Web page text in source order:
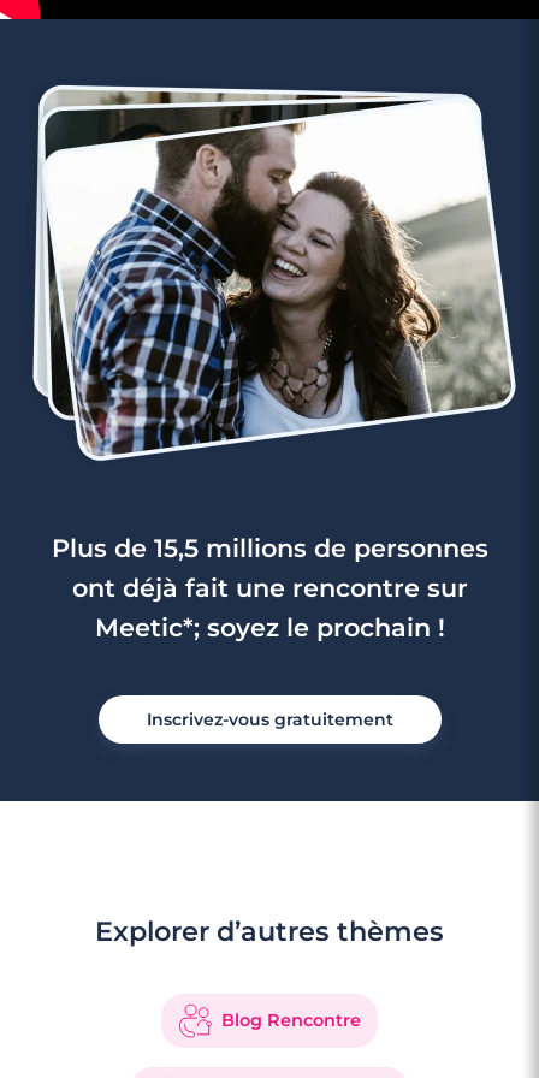
Plus de 15,5 millions de personnes
ont déjà fait une rencontre sur
Meetic*; soyez le prochain !
Inscrivez-vous gratuitement
Explorer d’autres thèmes
Blog Rencontre